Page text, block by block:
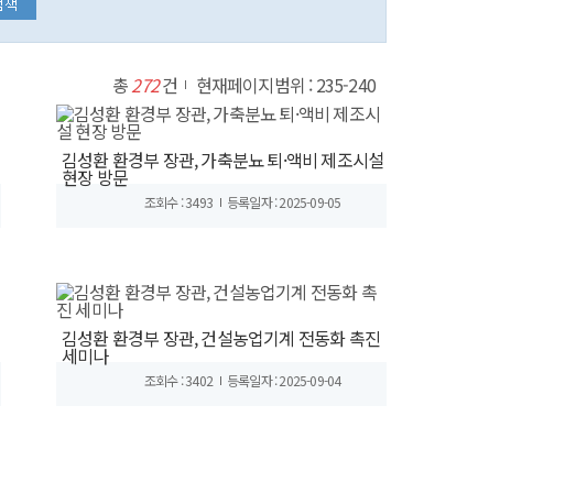
총272건 현재페이지범위 : 235-240
김성환 환경부 장관, 가축분뇨 퇴·액비 제조시설
현장 방문
조회수 : 3493 등록일자 : 2025-09-05
김성환 환경부 장관, 건설농업기계 전동화 촉진
세미나
조회수 : 3402 등록일자 : 2025-09-04